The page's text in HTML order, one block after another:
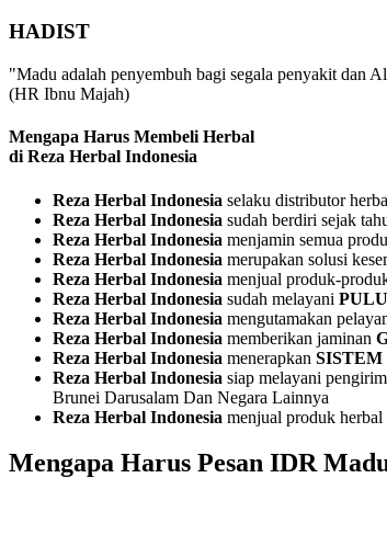
HADIST
"Madu adalah penyembuh bagi segala penyakit dan
(HR Ibnu Majah)
Mengapa Harus Membeli Herbal
di Reza Herbal Indonesia
Reza Herbal Indonesia selaku distributor
Reza Herbal Indonesia sudah berdiri sejak
Reza Herbal Indonesia menjamin semua
Reza Herbal Indonesia merupakan solusi
Reza Herbal Indonesia menjual produk-
Reza Herbal Indonesia sudah melayani
Reza Herbal Indonesia mengutamakan
Reza Herbal Indonesia memberikan jaminan
Reza Herbal Indonesia menerapkan
Reza Herbal Indonesia siap melayani
Brunei Darusalam Dan Negara Lainnya
Reza Herbal Indonesia menjual produk herbal
Mengapa Harus Pesan IDR